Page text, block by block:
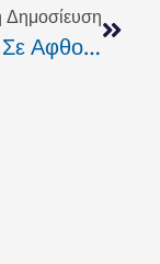
Δημοσίευση
Παγάκια Σε Αφθονία! Με Βάση Το "καθαρό" Νερό.